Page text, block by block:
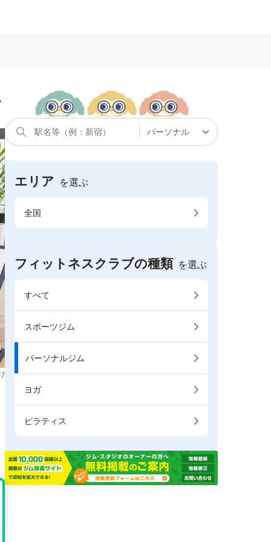
エリア を選ぶ
全国
フィットネスクラブの種類 を選ぶ
すべて
スポーツジム
パーソナルジム
ヨガ
ピラティス